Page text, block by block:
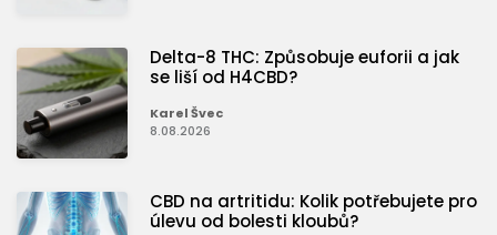
Delta-8 THC: Způsobuje euforii a jak
se liší od H4CBD?
Karel Švec
8.08.2026
CBD na artritidu: Kolik potřebujete pro
úlevu od bolesti kloubů?